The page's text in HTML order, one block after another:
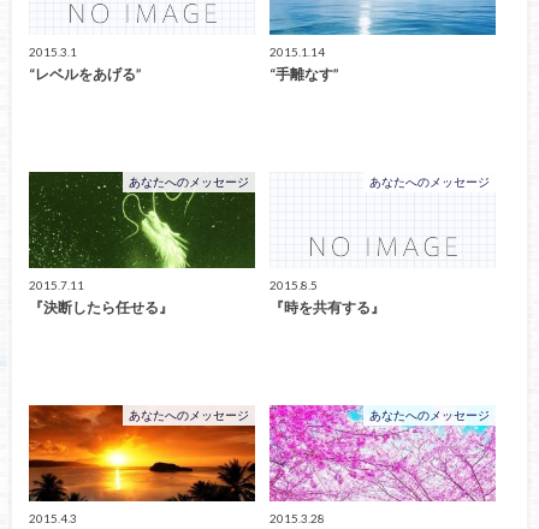
2015.3.1
“レベルをあげる”
2015.1.14
“手離なす”
あなたへのメッセージ
2015.7.11
『決断したら任せる』
あなたへのメッセージ
2015.8.5
『時を共有する』
あなたへのメッセージ
2015.4.3
あなたへのメッセージ
2015.3.28